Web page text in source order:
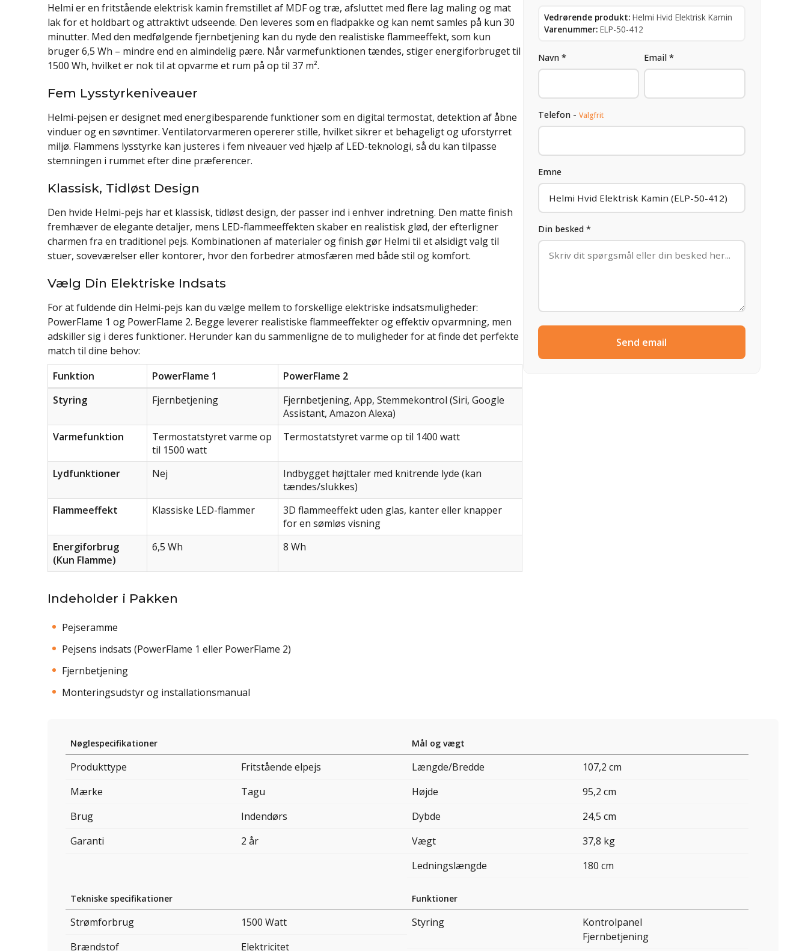
Helmi er en fritstående elektrisk kamin fremstillet af MDF og træ, afsluttet med flere lag maling og mat
lak for et holdbart og attraktivt udseende. Den leveres som en fladpakke og kan nemt samles på kun 30
minutter. Med den medfølgende fjernbetjening kan du nyde den realistiske flammeeffekt, som kun
bruger 6,5 Wh – mindre end en almindelig pære. Når varmefunktionen tændes, stiger energiforbruget til
1500 Wh, hvilket er nok til at opvarme et rum på op til 37 m².
Fem Lysstyrkeniveauer
Helmi-pejsen er designet med energibesparende funktioner som en digital termostat, detektion af åbne
vinduer og en søvntimer. Ventilatorvarmeren opererer stille, hvilket sikrer et behageligt og uforstyrret
miljø. Flammens lysstyrke kan justeres i fem niveauer ved hjælp af LED-teknologi, så du kan tilpasse
stemningen i rummet efter dine præferencer.
Klassisk, Tidløst Design
Den hvide Helmi-pejs har et klassisk, tidløst design, der passer ind i enhver indretning. Den matte finish
fremhæver de elegante detaljer, mens LED-flammeeffekten skaber en realistisk glød, der efterligner
charmen fra en traditionel pejs. Kombinationen af materialer og finish gør Helmi til et alsidigt valg til
stuer, soveværelser eller kontorer, hvor den forbedrer atmosfæren med både stil og komfort.
Vælg Din Elektriske Indsats
For at fuldende din Helmi-pejs kan du vælge mellem to forskellige elektriske indsatsmuligheder:
PowerFlame 1 og PowerFlame 2. Begge leverer realistiske flammeeffekter og effektiv opvarmning, men
adskiller sig i deres funktioner. Herunder kan du sammenligne de to muligheder for at finde det perfekte
match til dine behov:
Funktion
PowerFlame 1
PowerFlame 2
Styring
Fjernbetjening
Fjernbetjening, App, Stemmekontrol (Siri, Google
Assistant, Amazon Alexa)
Varmefunktion
Termostatstyret varme op
til 1500 watt
Termostatstyret varme op til 1400 watt
Lydfunktioner Nej
Indbygget højttaler med knitrende lyde (kan
tændes/slukkes)
Flammeeffekt
Klassiske LED-flammer
3D flammeeffekt uden glas, kanter eller knapper
for en sømløs visning
Energiforbrug
(Kun Flamme)
6,5 Wh 8 Wh
Indeholder i Pakken
Pejseramme
Pejsens indsats (PowerFlame 1 eller PowerFlame 2)
Fjernbetjening
Monteringsudstyr og installationsmanual
Vedrørende produkt: Helmi Hvid Elektrisk Kamin
Varenummer: ELP-50-412
Navn * Email *
Telefon - Valgfrit
Emne
Din besked *
Send email
Nøglespecifikationer
Produkttype
Fritstående elpejs
Mærke
Tagu
Brug
Indendørs
Garanti
2 år
Mål og vægt
Længde/Bredde
107,2 cm
Højde
95,2 cm
Dybde
24,5 cm
Vægt
37,8 kg
Ledningslængde
180 cm
Tekniske specifikationer
Strømforbrug
1500 Watt
Brændstof
Elektricitet
Funktioner
Styring
Kontrolpanel
Fjernbetjening